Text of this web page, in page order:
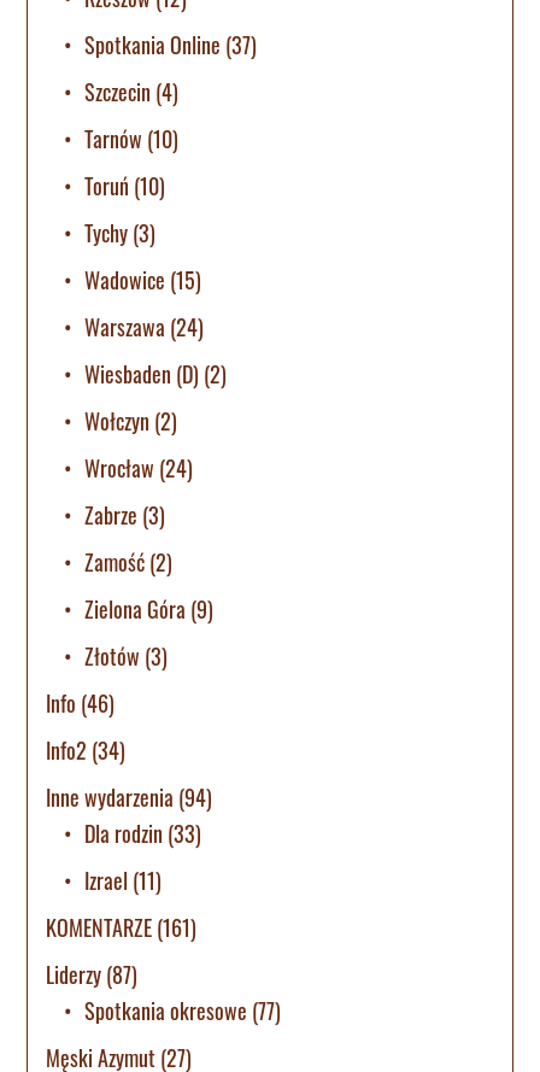
Spotkania Online (37)
Szczecin (4)
Tarnów (10)
Toruń (10)
Tychy(3)
Wadowice (15)
Warszawa (24)
Wiesbaden (D) (2)
Wołczyn (2)
Wrocław (24)
Zabrze (3)
Zamość(2)
Zielona Góra (9)
Złotów (3)
Info (46)
Info2 (34)
Inne wydarzenia (94)
Dla rodzin (33)
Izrael (11)
KOMENTARZE(161)
Liderzy(87)
Spotkania okresowe (77)
Męski Azymut (27)